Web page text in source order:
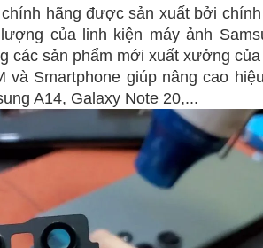
hãng được sản xuất bởi
của linh kiện máy ảnh
sản phẩm mới xuất xưởng của
Smartphone giúp nâng cao
A14, Galaxy Note 20,...